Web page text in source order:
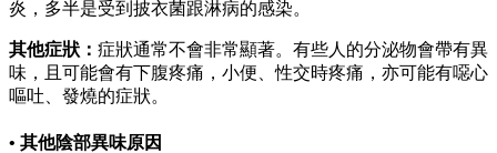
炎，多半是受到披衣菌跟淋病的感染。
其他症狀： 症狀通常不會非常顯著。有些人的分泌物會帶有異
味，且可能會有下腹疼痛，小便、性交時疼痛，亦可能有噁心
嘔吐、發燒的症狀。
• 其他陰部異味原因